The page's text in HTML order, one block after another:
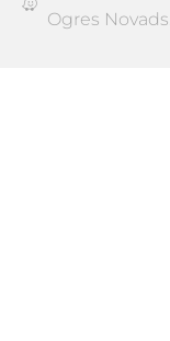
Ogres